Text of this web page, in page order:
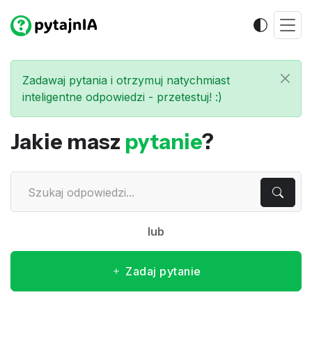
Zadawaj pytania i otrzymuj natychmiast
inteligentne odpowiedzi - przetestuj! :)
Jakie masz pytanie?
lub
Zadaj pytanie